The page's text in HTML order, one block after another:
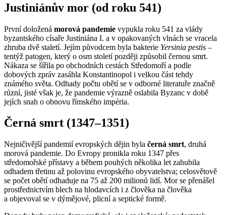
Justiniánův mor (od roku 541)
První doložená morová pandemie vypukla roku 541 za vlády
byzantského císaře Justiniána I. a v opakovaných vlnách se vracela
zhruba dvě staletí. Jejím původcem byla bakterie Yersinia pestis –
tentýž patogen, který o osm století později způsobil černou smrt.
Nákaza se šířila po obchodních cestách Středomoří a podle
dobových zpráv zasáhla Konstantinopol i velkou část tehdy
známého světa. Odhady počtu obětí se v odborné literatuře značně
různí, jisté však je, že pandemie výrazně oslabila Byzanc v době
jejích snah o obnovu římského impéria.
Černá smrt (1347–1351)
Nejničivější pandemií evropských dějin byla černá smrt, druhá
morová pandemie. Do Evropy pronikla roku 1347 přes
středomořské přístavy a během pouhých několika let zahubila
odhadem třetinu až polovinu evropského obyvatelstva; celosvětově
se počet obětí odhaduje na 75 až 200 milionů lidí. Mor se přenášel
prostřednictvím blech na hlodavcích i z člověka na člověka
a objevoval se v dýmějové, plicní a septické formě.